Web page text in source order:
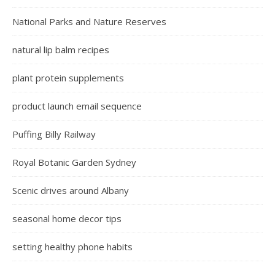
National Parks and Nature Reserves
natural lip balm recipes
plant protein supplements
product launch email sequence
Puffing Billy Railway
Royal Botanic Garden Sydney
Scenic drives around Albany
seasonal home decor tips
setting healthy phone habits